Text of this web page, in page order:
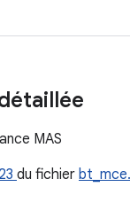
MAS
23 du fichier